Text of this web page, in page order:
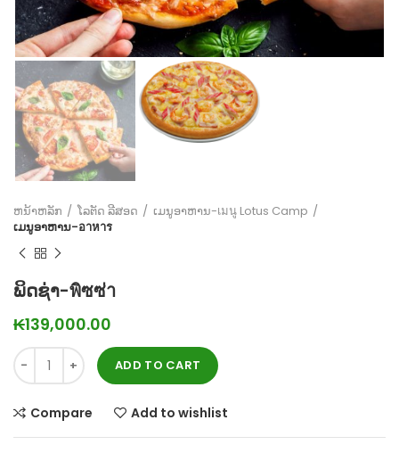
ຫນ້າຫລັກ ໂລຕັດ ລີສອດ
ເມນູອາຫານ-เมนู Lotus Camp
ເມນູອາຫານ-อาหาร
ພິດຊ່າ-พิซซ่า
₭139,000.00
ADD TO CART
Compare Add to wishlist